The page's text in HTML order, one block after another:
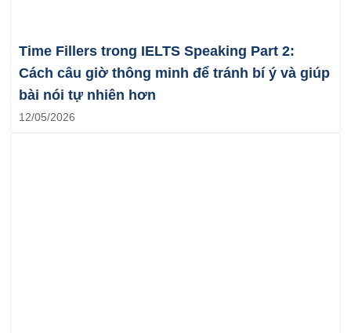
Time Fillers trong IELTS Speaking Part 2:
Cách câu giờ thông minh để tránh bí ý và giúp
bài nói tự nhiên hơn
12/05/2026